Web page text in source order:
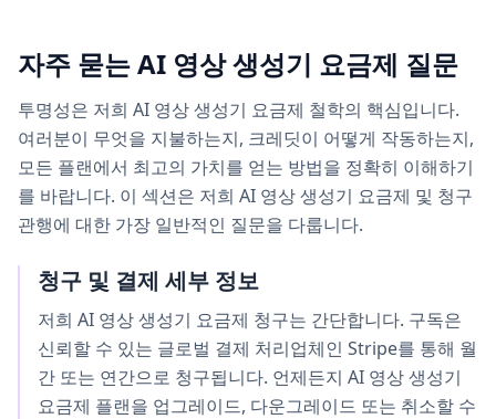
자주 묻는 AI 영상 생성기 요금제 질문
투명성은 저희 AI 영상 생성기 요금제 철학의 핵심입니다.
여러분이 무엇을 지불하는지, 크레딧이 어떻게 작동하는지,
모든 플랜에서 최고의 가치를 얻는 방법을 정확히 이해하기
를 바랍니다. 이 섹션은 저희 AI 영상 생성기 요금제 및 청구
관행에 대한 가장 일반적인 질문을 다룹니다.
청구 및 결제 세부 정보
저희 AI 영상 생성기 요금제 청구는 간단합니다. 구독은
신뢰할 수 있는 글로벌 결제 처리업체인 Stripe를 통해 월
간 또는 연간으로 청구됩니다. 언제든지 AI 영상 생성기
요금제 플랜을 업그레이드, 다운그레이드 또는 취소할 수